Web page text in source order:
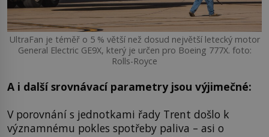
UltraFan je téměř o 5 % větší než dosud největší letecký motor
General Electric GE9X, který je určen pro Boeing 777X. foto:
Rolls-Royce
A i další srovnávací parametry jsou výjimečné:
V porovnání s jednotkami řady Trent došlo k
významnému pokles spotřeby paliva – asi o